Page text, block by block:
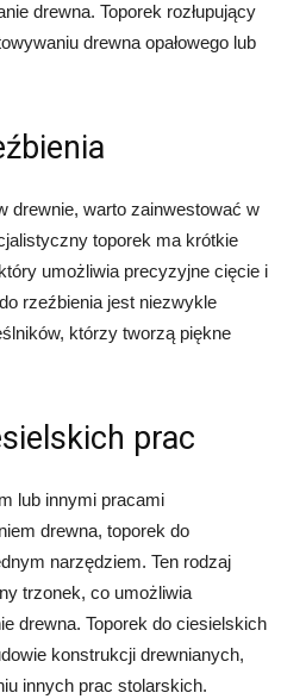
drewna. Toporek rozłupujący
drewna opałowego lub
drewnie, warto zainwestować w
toporek ma krótkie
umożliwia precyzyjne cięcie i
rzeźbienia jest niezwykle
którzy tworzą piękne
prac
lub innymi pracami
drewna, toporek do
narzędziem. Ten rodzaj
trzonek, co umożliwia
drewna. Toporek do ciesielskich
konstrukcji drewnianych,
innych prac stolarskich.